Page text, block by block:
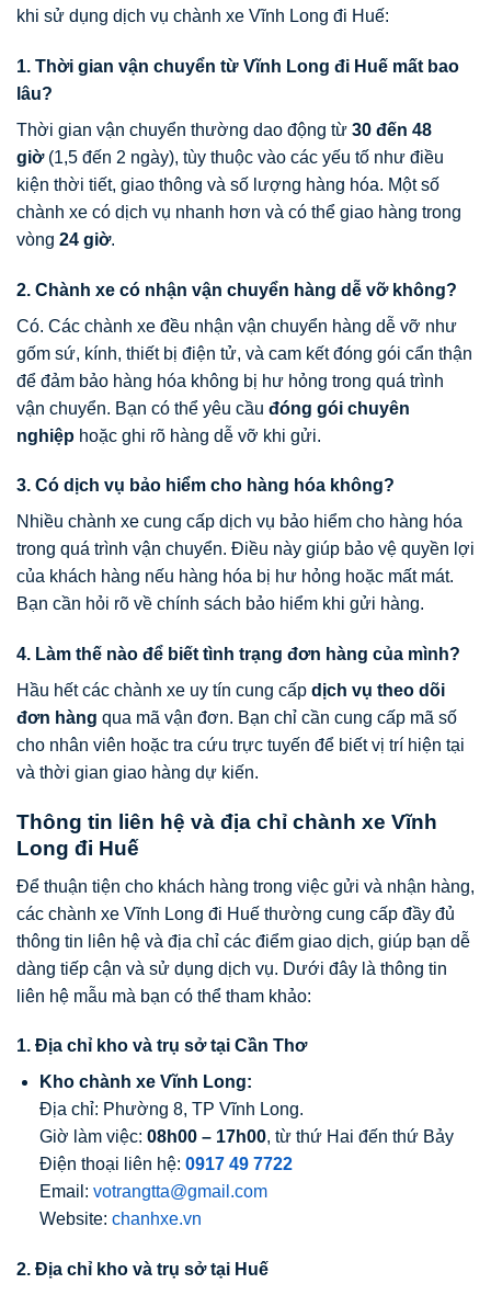
khi sử dụng dịch vụ chành xe Vĩnh Long đi Huế:
1. Thời gian vận chuyển từ Vĩnh Long đi Huế mất bao
lâu?
Thời gian vận chuyển thường dao động từ 30 đến 48
giờ(1,5 đến 2 ngày), tùy thuộc vào các yếu tố như điều
kiện thời tiết, giao thông và số lượng hàng hóa. Một số
chành xe có dịch vụ nhanh hơn và có thể giao hàng trong
vòng 24 giờ.
2. Chành xe có nhận vận chuyển hàng dễ vỡ không?
Có. Các chành xe đều nhận vận chuyển hàng dễ vỡ như
gốm sứ, kính, thiết bị điện tử, và cam kết đóng gói cẩn thận
để đảm bảo hàng hóa không bị hư hỏng trong quá trình
vận chuyển. Bạn có thể yêu cầu đóng gói chuyên
nghiệp hoặc ghi rõ hàng dễ vỡ khi gửi.
3. Có dịch vụ bảo hiểm cho hàng hóa không?
Nhiều chành xe cung cấp dịch vụ bảo hiểm cho hàng hóa
trong quá trình vận chuyển. Điều này giúp bảo vệ quyền lợi
của khách hàng nếu hàng hóa bị hư hỏng hoặc mất mát.
Bạn cần hỏi rõ về chính sách bảo hiểm khi gửi hàng.
4. Làm thế nào để biết tình trạng đơn hàng của mình?
Hầu hết các chành xe uy tín cung cấp dịch vụ theo dõi
đơn hàng qua mã vận đơn. Bạn chỉ cần cung cấp mã số
cho nhân viên hoặc tra cứu trực tuyến để biết vị trí hiện tại
và thời gian giao hàng dự kiến.
Thông tin liên hệ và địa chỉ chành xe Vĩnh
Long đi Huế
Để thuận tiện cho khách hàng trong việc gửi và nhận hàng,
các chành xe Vĩnh Long đi Huế thường cung cấp đầy đủ
thông tin liên hệ và địa chỉ các điểm giao dịch, giúp bạn dễ
dàng tiếp cận và sử dụng dịch vụ. Dưới đây là thông tin
liên hệ mẫu mà bạn có thể tham khảo:
1. Địa chỉ kho và trụ sở tại Cần Thơ
Kho chành xe Vĩnh Long:
Địa chỉ: Phường 8, TP Vĩnh Long.
Giờ làm việc: 08h00 – 17h00, từ thứ Hai đến thứ Bảy
Điện thoại liên hệ: 0917 49 7722
Email: votrangtta@gmail.com
Website: chanhxe.vn
2. Địa chỉ kho và trụ sở tại Huế